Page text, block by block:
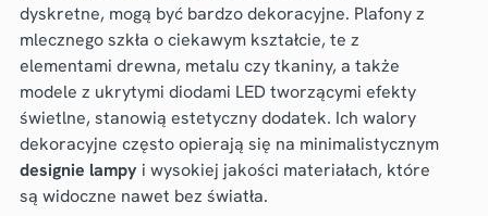
dyskretne, mogą być bardzo dekoracyjne. Plafony z
mlecznego szkła o ciekawym kształcie, te z
elementami drewna, metalu czy tkaniny, a także
modele z ukrytymi diodami LED tworzącymi efekty
świetlne, stanowią estetyczny dodatek. Ich walory
dekoracyjne często opierają się na minimalistycznym
designie lampyi wysokiej jakości materiałach, które
są widoczne nawet bez światła.